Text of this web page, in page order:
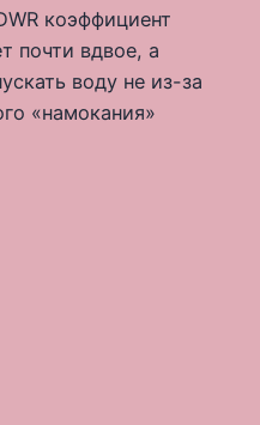
коэффициент
почти вдвое, а
воду не из-за
«намокания»